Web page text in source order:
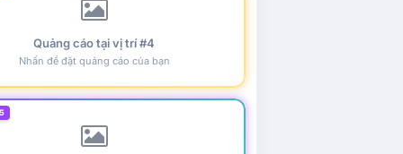
Quảng cáo tại vị trí #4
Nhấn để đặt quảng cáo của bạn